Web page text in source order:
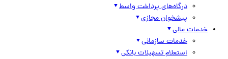
درگاه‌های پرداخت واسط
پیشخوان مجازی
خدمات مالی
خدمات سازمانی
استعلام تسهیلات بانکی